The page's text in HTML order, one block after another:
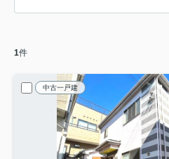
1件
中古一戸建